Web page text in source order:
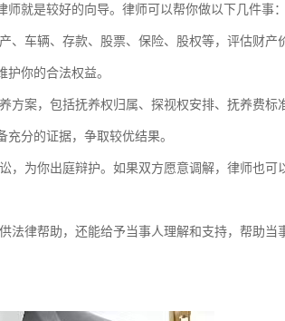
就是较好的向导。律师可以帮你做以下几件事：
、车辆、存款、股票、保险、股权等，评估财产
你的合法权益。
方案，包括抚养权归属、探视权安排、抚养费标
分的证据，争取较优结果。
，为你出庭辩护。如果双方愿意调解，律师也可
法律帮助，还能给予当事人理解和支持，帮助当